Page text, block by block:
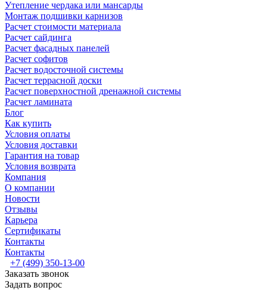
Утепление чердака или мансарды
Монтаж подшивки карнизов
Расчет стоимости материала
Расчет сайдинга
Расчет фасадных панелей
Расчет софитов
Расчет водосточной системы
Расчет террасной доски
Расчет поверхностной дренажной системы
Расчет ламината
Блог
Как купить
Условия оплаты
Условия доставки
Гарантия на товар
Условия возврата
Компания
О компании
Новости
Отзывы
Карьера
Сертификаты
Контакты
Контакты
+7 (499) 350-13-00
Заказать звонок
Задать вопрос